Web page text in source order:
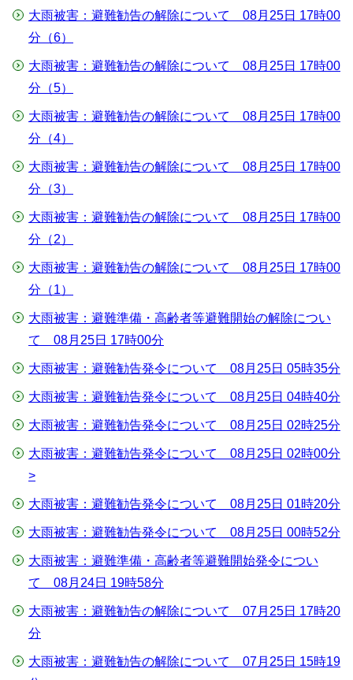
大雨被害：避難勧告の解除について 08月25日 17時00
分（6）
大雨被害：避難勧告の解除について 08月25日 17時00
分（5）
大雨被害：避難勧告の解除について 08月25日 17時00
分（4）
大雨被害：避難勧告の解除について 08月25日 17時00
分（3）
大雨被害：避難勧告の解除について 08月25日 17時00
分（2）
大雨被害：避難勧告の解除について 08月25日 17時00
分（1）
大雨被害：避難準備・高齢者等避難開始の解除につい
て 08月25日 17時00分
大雨被害：避難勧告発令について 08月25日 05時35分
大雨被害：避難勧告発令について 08月25日 04時40分
大雨被害：避難勧告発令について 08月25日 02時25分
大雨被害：避難勧告発令について 08月25日 02時00分
>
大雨被害：避難勧告発令について 08月25日 01時20分
大雨被害：避難勧告発令について 08月25日 00時52分
大雨被害：避難準備・高齢者等避難開始発令につい
て 08月24日 19時58分
大雨被害：避難勧告の解除について 07月25日 17時20
分
大雨被害：避難勧告の解除について 07月25日 15時19